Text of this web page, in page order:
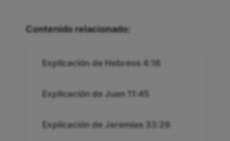
Contenido relacionado:
Explicación de Hebreos 4:16
Explicación de Juan 11:45
Explicación de Jeremías 33:26